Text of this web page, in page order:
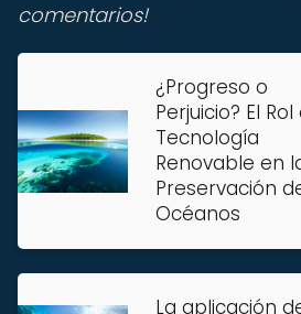
comentarios!
¿Progreso o
Perjuicio? El
Tecnología
Renovable en
Preservación
Océanos
La aplicación